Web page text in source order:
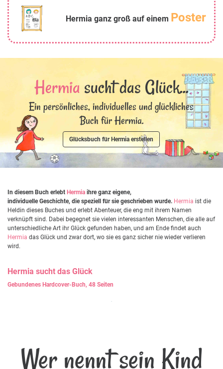
Hermia ganz groß auf einem Poster
Hermia sucht das Glück...
Ein persönliches, individuelles und glückliches
Buch für Hermia.
Glücksbuch für Hermia erstellen
In diesem Buch erlebt Hermia ihre ganz eigene,
individuelle Geschichte, die speziell für sie geschrieben wurde. Hermia ist die
Heldin dieses Buches und erlebt Abenteuer, die eng mit ihrem Namen
verknüpft sind. Dabei begegnet sie vielen interessanten Menschen, die alle auf
unterschiedliche Art ihr Glück gefunden haben, und am Ende findet auch
Hermia das Glück und zwar dort, wo sie es ganz sicher nie wieder verlieren
wird.
Hermia sucht das Glück
Gebundenes Hardcover-Buch, 48 Seiten
Wer nennt sein Kind